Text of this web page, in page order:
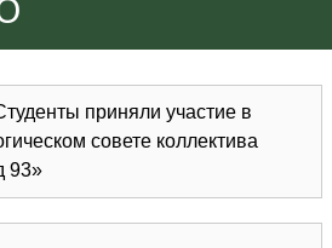
приняли участие в
совете коллектива
93»